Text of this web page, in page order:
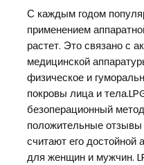
С каждым годом
применением
растет. Это связано с
медицинской
физическое и
покровы лица и
безоперационный
положительные отзывы
считают его достойной
для женщин и мужчин.